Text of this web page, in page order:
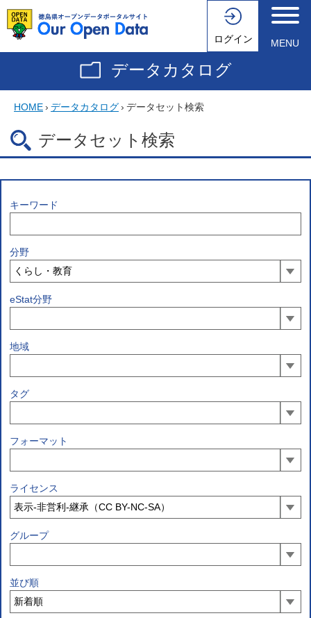
ログイン MENU
データカタログ
HOME› データカタログ› データセット検索
データセット検索
キーワード
分野
eStat分野
地域
タグ
フォーマット
ライセンス
グループ
並び順